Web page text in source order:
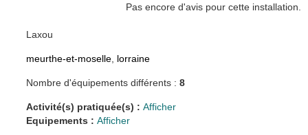
Pas encore d'avis pour cette installation.
Laxou
meurthe-et-moselle lorraine
Nombre d'équipements différents :8
Activité(s) pratiquée(s) :Afficher
Equipements :Afficher